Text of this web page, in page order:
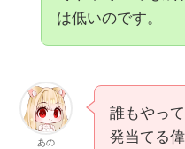
は低いのです。
あの
誰もやっ
発当てる